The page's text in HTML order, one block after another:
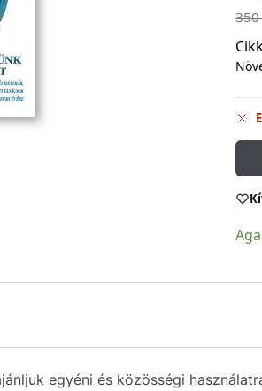
350
egyéni és közösségi